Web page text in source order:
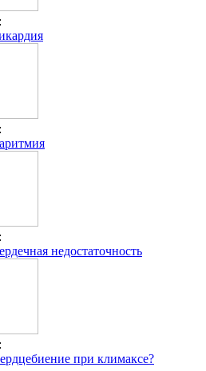
недостаточность
при климаксе?